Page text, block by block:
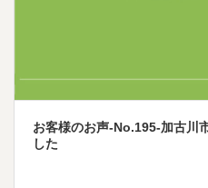
お客様のお声-No.195-加古川
した